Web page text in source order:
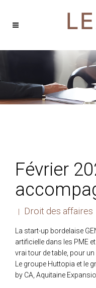
Février
Droit des affaires
La start-up bordelaise
artificielle dans les PME
vrai tour de table, pour
Le groupe Huttopia et le
by CA, Aquitaine